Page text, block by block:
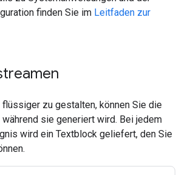
finden Sie im Leitfaden zur
zu gestalten, können Sie die
sie generiert wird. Bei jedem
wird ein Textblock geliefert, den Sie